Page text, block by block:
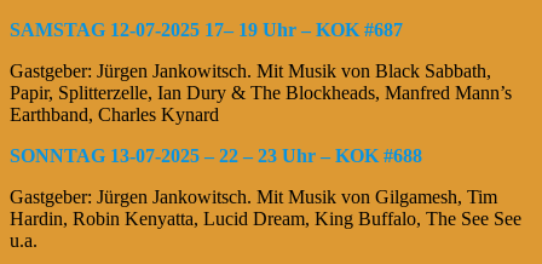
SAMSTAG 12-07-2025 17– 19 Uhr – KOK #687
Gastgeber: Jürgen Jankowitsch. Mit Musik von Black Sabbath,
Papir, Splitterzelle, Ian Dury & The Blockheads, Manfred Mann’s
Earthband, Charles Kynard
SONNTAG 13-07-2025 – 22 – 23 Uhr – KOK #688
Gastgeber: Jürgen Jankowitsch. Mit Musik von Gilgamesh, Tim
Hardin, Robin Kenyatta, Lucid Dream, King Buffalo, The See See
u.a.